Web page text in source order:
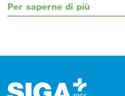
Per saperne di più